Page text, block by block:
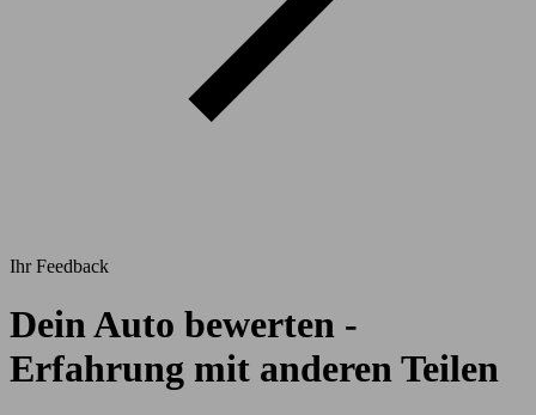
Ihr Feedback
Dein Auto bewerten -
Erfahrung mit anderen Teilen